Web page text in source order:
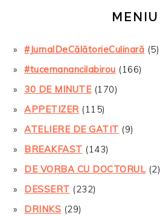
MENIU
#JurnalDeCălătorieCulinară (5)
#tucemanancilabirou (166)
30 DE MINUTE(170)
APPETIZER(115)
ATELIERE DE GATIT (9)
BREAKFAST (143)
DE VORBA CU DOCTORUL (2)
DESSERT (232)
DRINKS (29)